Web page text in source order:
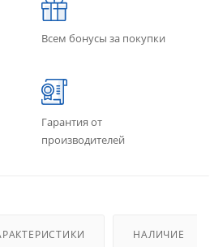
Всем бонусы за покупки
Гарантия от
производителей
НАЛИЧИЕ